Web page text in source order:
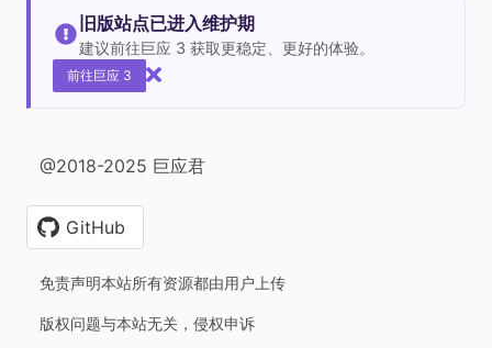
旧版站点已进入维护期
建议前往巨应 3 获取更稳定、更好的体验。
前往巨应 3
@2018-2025 巨应君
GitHub
免责声明本站所有资源都由用户上传
版权问题与本站无关，侵权申诉